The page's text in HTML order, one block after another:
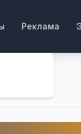
Реклама